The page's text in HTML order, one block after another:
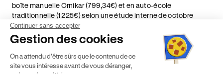
boîte manuelle Ornikar (799,34€) et en auto-école
traditionnelle (1 225€) selon une étude interne de octobre
2024. Étude menée sur le marché des auto-écoles situées en
France métropolitaine & en outre-mer.
² Le prix de référence auquel est appliqué cette réduction
dépend de la zone géographique dans laquelle vous souhaitez
effectuer vos heures de conduite conformément à l'Article 6
Continuer sans accepter
Gestion des cookies
On a attendu d'être sûrs que le contenu de ce
site vous intéresse avant de vous déranger,